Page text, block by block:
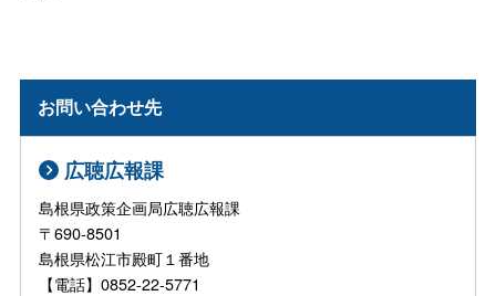
お問い合わせ先
広聴広報課
島根県政策企画局広聴広報課
〒690-8501
島根県松江市殿町１番地
【電話】0852-22-5771